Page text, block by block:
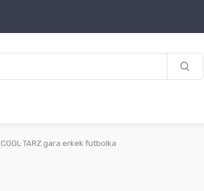
COOL TARZ gara erkek futbolka